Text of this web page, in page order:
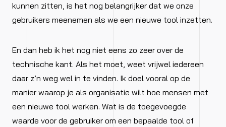
kunnen zitten, is het nog belangrijker dat we onze
gebruikers meenemen als we een nieuwe tool inzetten.
En dan heb ik het nog niet eens zo zeer over de
technische kant. Als het moet, weet vrijwel iedereen
daar z’n weg wel in te vinden. Ik doel vooral op de
manier waarop je als organisatie wilt hoe mensen met
een nieuwe tool werken. Wat is de toegevoegde
waarde voor de gebruiker om een bepaalde tool of